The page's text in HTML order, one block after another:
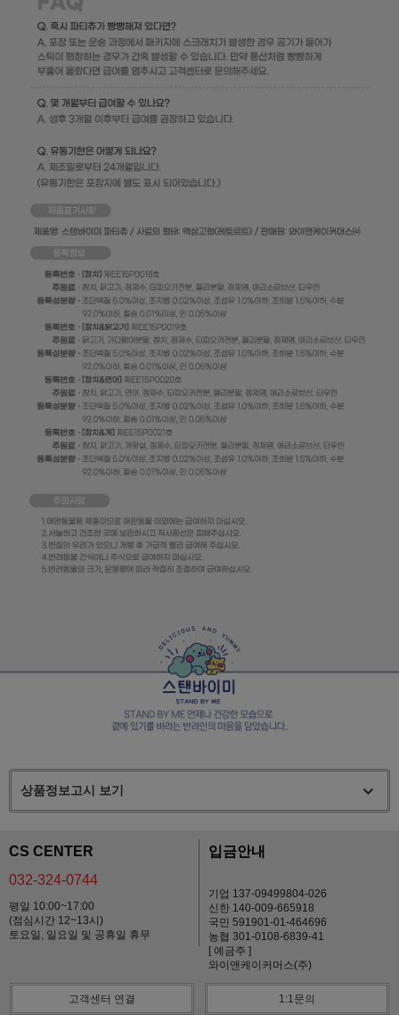
상품정보고시 보기
CS CENTER
032-324-0744
평일 10:00~17:00
(점심시간 12~13시)
토요일, 일요일 및 공휴일 휴무
입금안내
기업 137-09499804-026
신한 140-009-665918
국민 591901-01-464696
농협 301-0108-6839-41
[ 예금주 ]
와이앤케이커머스(주)
고객센터 연결 1:1문의